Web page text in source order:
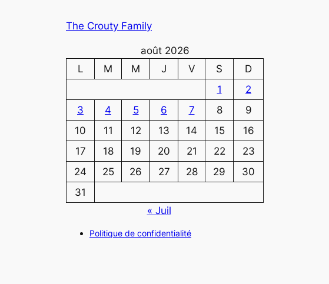
The Crouty Family
août 2026
L
M M J V S
D
1
2
3
4 5 6 7 8
9
10
11 12 13 14 15
16
17
18 19 20 21 22
23
24
25 26 27 28 29
30
31
« Juil
Politique de confidentialité